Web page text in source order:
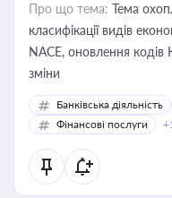
Про що тема: Тема
класифікації видів
NACE, оновлення кодів
зміни
Банківська діяльність
Фінансові послуги